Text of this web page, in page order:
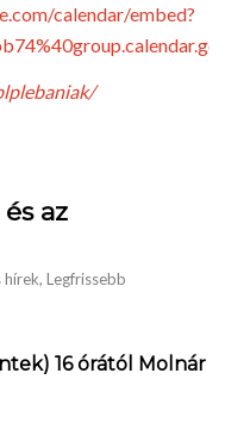
calendar/embed?
az
hírek, Legfrissebb
16 órától Molnár